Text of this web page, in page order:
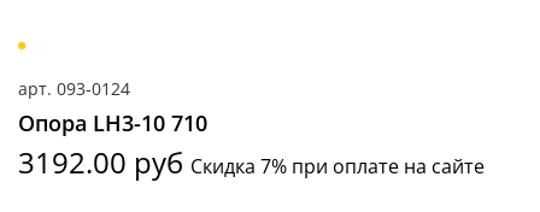
арт. 093-0124
Опора LH3-10 710
3192.00 руб Скидка 7% при оплате на сайте